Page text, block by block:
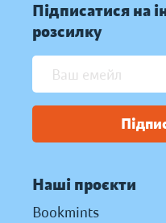
Підписатися на
розсилку
Наші проєкти
Bookmints